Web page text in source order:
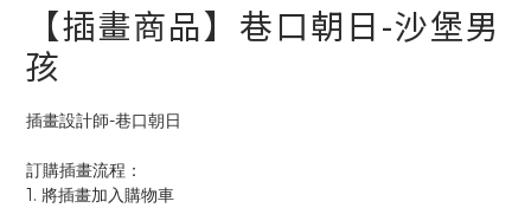
【插畫商品】巷口朝日-沙堡男
孩
插畫設計師-巷口朝日
訂購插畫流程：
1. 將插畫加入購物車